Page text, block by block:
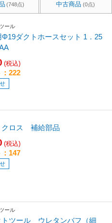
(748点) 中古商品 (0点)
ール
Φ19ダクトホースセット 1．25
(税込)
222
ロス 補給部品
(税込)
147
ール
トツール ウレタンバフ（細